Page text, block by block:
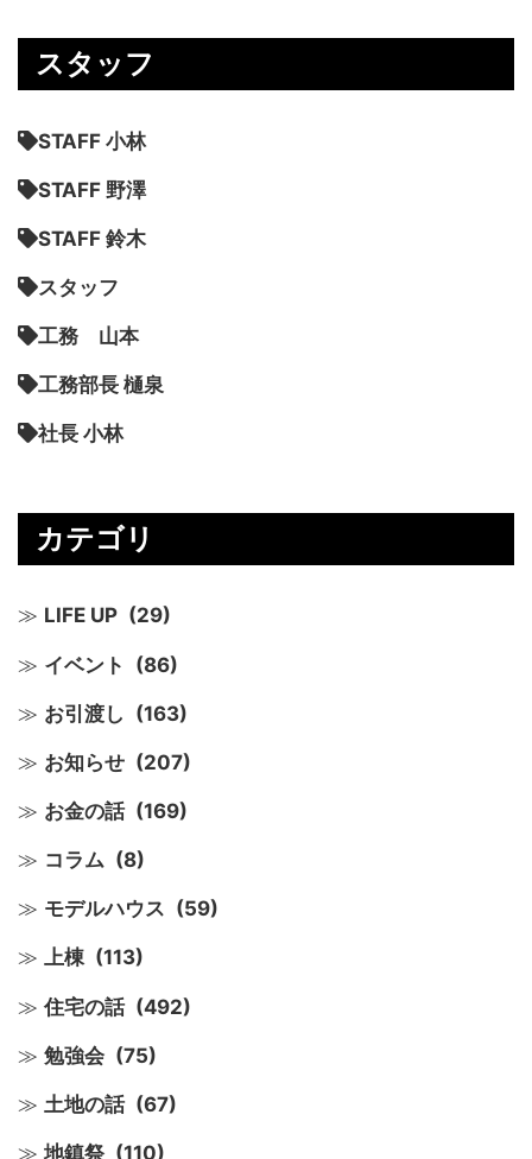
スタッフ
STAFF 小林
STAFF 野澤
STAFF 鈴木
スタッフ
工務 山本
工務部長 樋泉
社長 小林
カテゴリ
LIFE UP (29)
イベント (86)
お引渡し (163)
お知らせ (207)
お金の話 (169)
コラム (8)
モデルハウス (59)
上棟 (113)
住宅の話 (492)
勉強会 (75)
土地の話 (67)
地鎮祭 (110)